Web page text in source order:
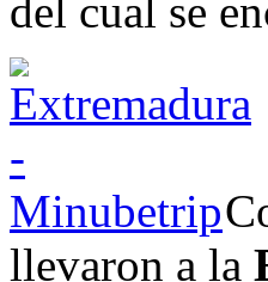
del cual se
llevaron a la